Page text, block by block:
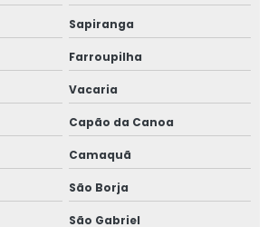
e fogão a lenha
inox
lenha
inox
a gás
Sapiranga
Farroupilha
Vacaria
Capão da Canoa
Camaquã
São Borja
São Gabriel